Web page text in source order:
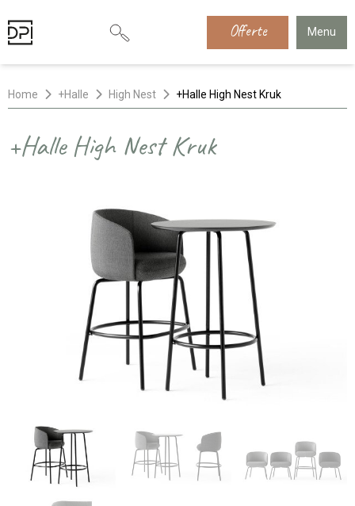
Offerte Menu
Home +Halle High Nest +Halle High Nest Kruk
+Halle High Nest Kruk